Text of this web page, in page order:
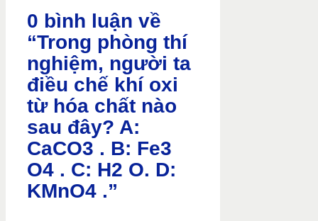
0 bình luận về
“Trong phòng thí
nghiệm, người ta
điều chế khí oxi
từ hóa chất nào
sau đây? A:
CaCO3 . B: Fe3
O4 . C: H2 O. D:
KMnO4 .”